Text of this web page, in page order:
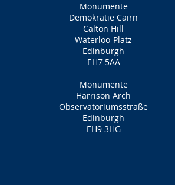
Monumente
Demokratie Cairn
Calton Hill
Waterloo-Platz
Edinburgh
EH7 5AA
Monumente
Harrison Arch
Observatoriumsstraße
Edinburgh
EH9 3HG